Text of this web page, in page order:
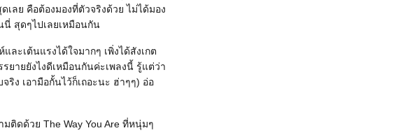
เลย คือต้องมองที่ตัวจริงด้วย ไม่ได้มอง
สุดๆไปเลยเหมือนกัน
ะเต้นแรงได้ใจมากๆ เพิ่งได้สังเกต
ยายยังไงดีเหมือนกันค่ะเพลงนี้ รู้แต่ว่า
ง เอามือกั้นไว้ก็เถอะนะ ฮ่าๆๆ) อ่อ
ติดด้วย The Way You Are ที่หนุ่มๆ